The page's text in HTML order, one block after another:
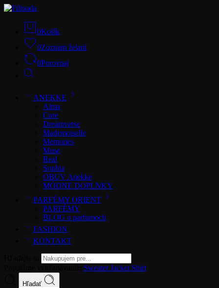
0Košík
0Zoznam želaní
0Porovnaj
ANEKKE
Alma
Core
Dreamverse
Mademoiselle
Memories
Muse
Real
Sophia
OBUV Anekke
MÓDNE DOPLNKY
PARFÉMY ORIENT
PARFÉMY
BLOG o parfumoch
FASHION
KONTAKT
SweaterJacket Shirt
Hľadať